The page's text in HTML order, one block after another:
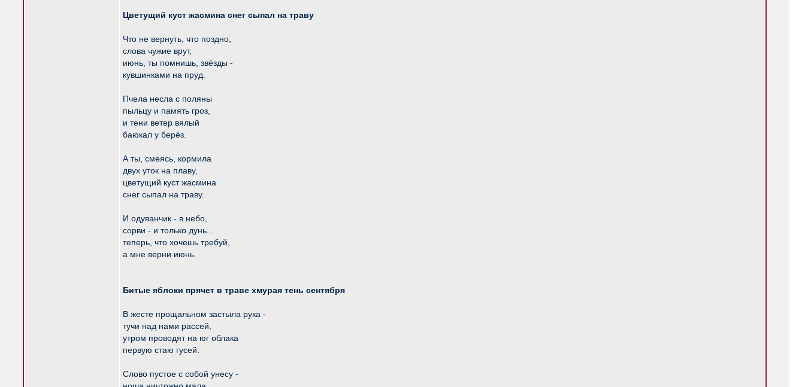
Цветущий куст жасмина снег сыпал на траву
Что не вернуть, что поздно,
слова чужие врут,
июнь, ты помнишь, звёзды -
кувшинками на пруд.
Пчела несла с поляны
пыльцу и память гроз,
и тени ветер вялый
баюкал у берёз.
А ты, смеясь, кормила
двух уток на плаву,
цветущий куст жасмина
снег сыпал на траву.
И одуванчик - в небо,
сорви - и только дунь...
теперь, что хочешь требуй,
а мне верни июнь.
Битые яблоки прячет в траве хмурая тень сентября
В жесте прощальном застыла рука -
тучи над нами рассей,
утром проводят на юг облака
первую стаю гусей.
Слово пустое с собой унесу -